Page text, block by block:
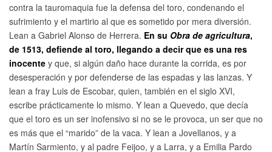
contra la tauromaquia fue la defensa del toro, condenando el
sufrimiento y el martirio al que es sometido por mera diversión.
Lean a Gabriel Alonso de Herrera. En su Obra de agricultura,
de 1513, defiende al toro, llegando a decir que es una res
inocente y que, si algún daño hace durante la corrida, es por
desesperación y por defenderse de las espadas y las lanzas. Y
lean a fray Luis de Escobar, quien, también en el siglo XVI,
escribe prácticamente lo mismo. Y lean a Quevedo, que decía
que el toro es un ser inofensivo si no se le provoca, un ser que no
es más que el “marido” de la vaca. Y lean a Jovellanos, y a
Martín Sarmiento, y al padre Feijoo, y a Larra, y a Emilia Pardo